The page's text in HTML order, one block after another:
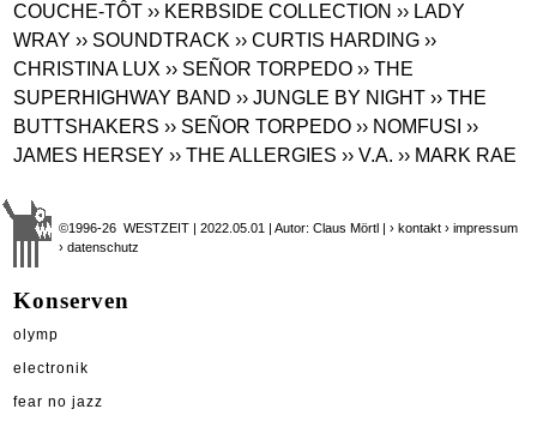
COUCHE-TÔT ›› KERBSIDE COLLECTION ›› LADY
WRAY ›› SOUNDTRACK ›› CURTIS HARDING ››
CHRISTINA LUX ›› SEÑOR TORPEDO ›› THE
SUPERHIGHWAY BAND ›› JUNGLE BY NIGHT ›› THE
BUTTSHAKERS ›› SEÑOR TORPEDO ›› NOMFUSI ››
JAMES HERSEY ›› THE ALLERGIES ›› V.A. ›› MARK RAE
©1996-26 WESTZEIT | 2022.05.01 | Autor: Claus Mörtl |› kontakt › impressum
› datenschutz
Konserven
olymp
electronik
fear no jazz